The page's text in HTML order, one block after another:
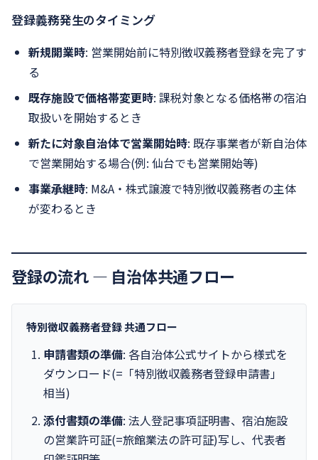
登録義務発生のタイミング
新規開業時: 営業開始前に特別徴収義務者登録を完了す
る
既存施設で価格帯変更時: 課税対象となる価格帯の宿泊
取扱いを開始するとき
新たに対象自治体で営業開始時: 既存事業者が新自治体
で営業開始する場合(例: 仙台でも営業開始等)
事業承継時: M&A・株式譲渡で特別徴収義務者の主体
が変わるとき
登録の流れ ― 自治体共通フロー
特別徴収義務者登録 共通フロー
申請書類の準備: 各自治体公式サイトから様式を
ダウンロード(=「特別徴収義務者登録申請書」
相当)
添付書類の準備: 法人登記事項証明書、宿泊施設
の営業許可証(=旅館業法の許可証)写し、代表者